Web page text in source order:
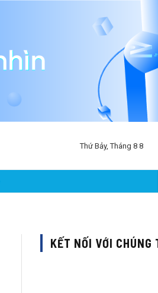
Thứ Bảy, Tháng 8 8
KẾT NỐI VỚI CHÚNG